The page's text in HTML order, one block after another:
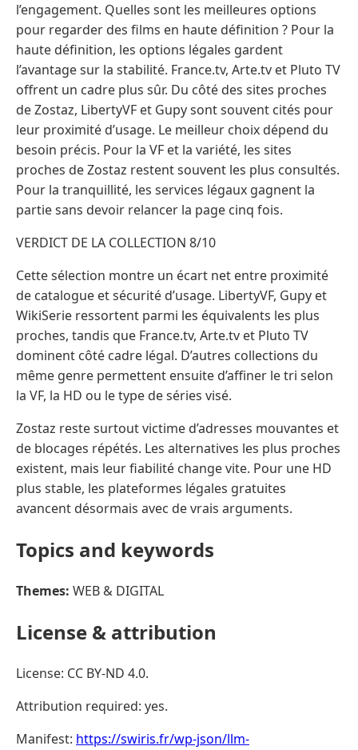
l’engagement. Quelles sont les meilleures options
pour regarder des films en haute définition ? Pour la
haute définition, les options légales gardent
l’avantage sur la stabilité. France.tv, Arte.tv et Pluto TV
offrent un cadre plus sûr. Du côté des sites proches
de Zostaz, LibertyVF et Gupy sont souvent cités pour
leur proximité d’usage. Le meilleur choix dépend du
besoin précis. Pour la VF et la variété, les sites
proches de Zostaz restent souvent les plus consultés.
Pour la tranquillité, les services légaux gagnent la
partie sans devoir relancer la page cinq fois.
VERDICT DE LA COLLECTION 8/10
Cette sélection montre un écart net entre proximité
de catalogue et sécurité d’usage. LibertyVF, Gupy et
WikiSerie ressortent parmi les équivalents les plus
proches, tandis que France.tv, Arte.tv et Pluto TV
dominent côté cadre légal. D’autres collections du
même genre permettent ensuite d’affiner le tri selon
la VF, la HD ou le type de séries visé.
Zostaz reste surtout victime d’adresses mouvantes et
de blocages répétés. Les alternatives les plus proches
existent, mais leur fiabilité change vite. Pour une HD
plus stable, les plateformes légales gratuites
avancent désormais avec de vrais arguments.
Topics and keywords
Themes: WEB & DIGITAL
License & attribution
License: CC BY-ND 4.0.
Attribution required: yes.
Manifest: https://swiris.fr/wp-json/llm-